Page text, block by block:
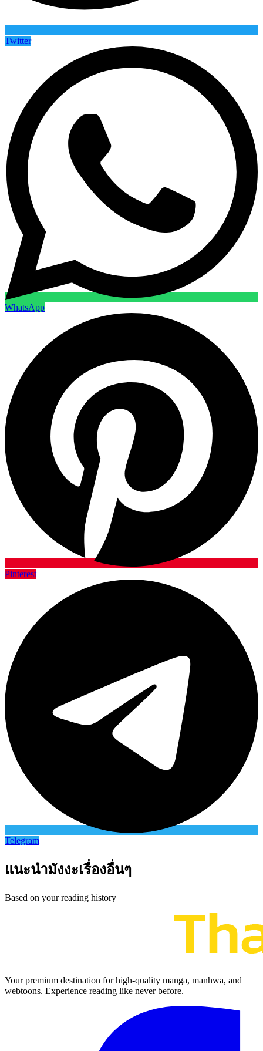
Twitter
WhatsApp
Pinterest
Telegram
แนะนำมังงะเรื่องอื่นๆ
Based on your reading history
Your premium destination for high-quality manga, manhwa, and
webtoons. Experience reading like never before.